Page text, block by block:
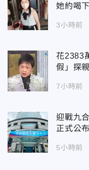
她約喝
3小時前
花2383
假」探
7小時前
迎戰九
正式公
5小時前